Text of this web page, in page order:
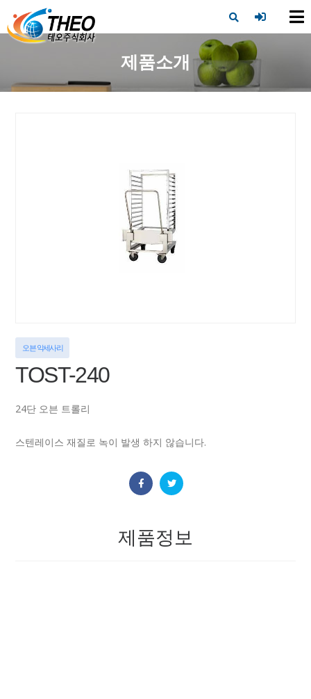
제품소개
오븐 악세사리
TOST-240
24단 오븐 트롤리
스텐레이스 재질로 녹이 발생 하지 않습니다.
제품정보